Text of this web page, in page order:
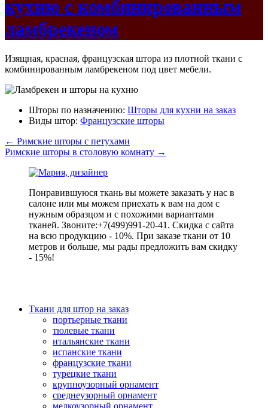
кухню с комбинированным
ламбрекеном
Изящная, красная, французская штора из плотной ткани с
комбинированным ламбрекеном под цвет мебели.
Шторы по назначению: Шторы для кухни на заказ
Виды штор: Французские шторы
← Римские шторы с петухами
Римские шторы в столовую комнату →
Понравившуюся ткань вы можете заказать у нас в
салоне или мы можем приехать к вам на дом с
нужным образцом и с похожими вариантами
тканей. Звоните:+7(499)991-20-41. Скидка с сайта
на всю продукцию - 10%. При заказе ткани от 10
метров и больше, мы рады предложить вам скидку
- 15%!
Ткани для штор на заказ
портьерные ткани
тюлевые ткани
итальянские ткани
испанские ткани
французские ткани
турецкие ткани
крупноузорный орнамент
среднеузорный орнамент
мелкоузорный орнамент